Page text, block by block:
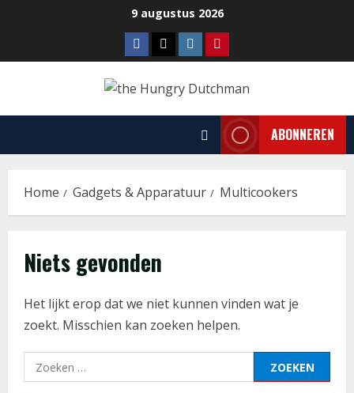
9 augustus 2026
Facebook
TiktokInstagramPinterest
ABONNEREN
Home Gadgets & Apparatuur Multicookers
Niets gevonden
Het lijkt erop dat we niet kunnen vinden wat je
zoekt. Misschien kan zoeken helpen.
Zoeken
naar: